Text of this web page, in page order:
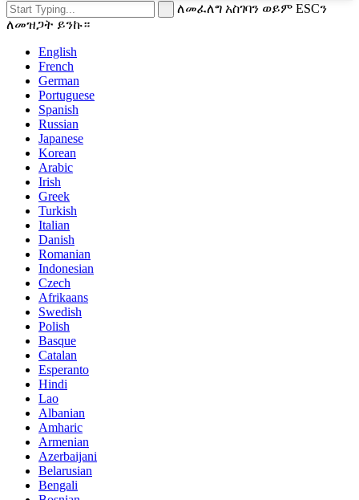
ለመፈለግ አስገባን ወይም ESCን
ለመዝጋት ይንኩ።
English
French
German
Portuguese
Spanish
Russian
Japanese
Korean
Arabic
Irish
Greek
Turkish
Italian
Danish
Romanian
Indonesian
Czech
Afrikaans
Swedish
Polish
Basque
Catalan
Esperanto
Hindi
Lao
Albanian
Amharic
Armenian
Azerbaijani
Belarusian
Bengali